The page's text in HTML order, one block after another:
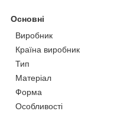
Основні
Виробник
Країна виробник
Тип
Матеріал
Форма
Особливості